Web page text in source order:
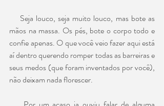
mãos na massa. Os pés, bote o corpo todo e
confie apenas. O que você veio fazer aqui está
aí dentro querendo romper todas as barreiras e
seus medos (que foram inventados por você),
não deixam nada florescer.